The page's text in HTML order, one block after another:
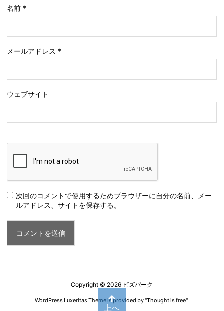
名前 *
メールアドレス *
ウェブサイト
次回のコメントで使用するためブラウザーに自分の名前、メー
ルアドレス、サイトを保存する。
Copyright © 2026 ビズパーク
WordPress Luxeritas Theme is provided by "Thought is free".
上へ